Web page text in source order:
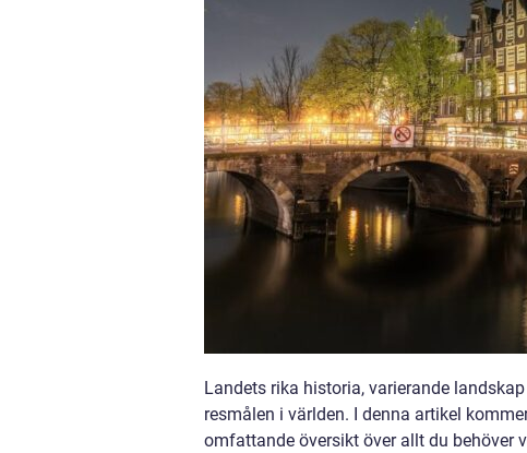
Landets rika historia, varierande
resmålen i världen. I denna artikel
omfattande översikt över allt du behöver